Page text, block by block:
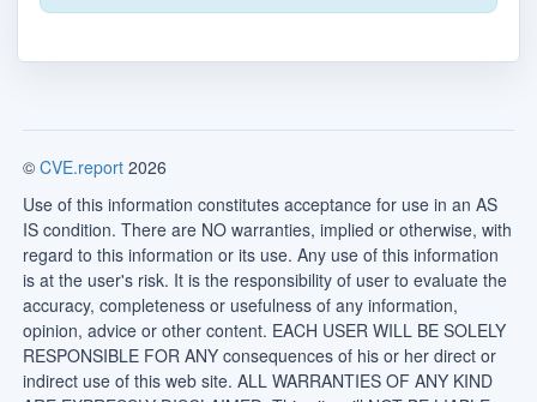
© CVE.report 2026
Use of this information constitutes acceptance for use in an AS
IS condition. There are NO warranties, implied or otherwise, with
regard to this information or its use. Any use of this information
is at the user's risk. It is the responsibility of user to evaluate the
accuracy, completeness or usefulness of any information,
opinion, advice or other content. EACH USER WILL BE SOLELY
RESPONSIBLE FOR ANY consequences of his or her direct or
indirect use of this web site. ALL WARRANTIES OF ANY KIND